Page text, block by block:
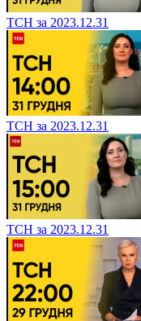
ТСН за 2023.12.31
ТСН за 2023.12.31
ТСН за 2023.12.31